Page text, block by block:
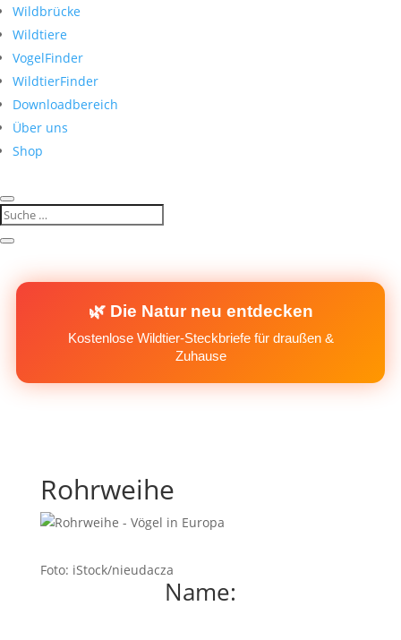
Wildbrücke
Wildtiere
VogelFinder
WildtierFinder
Downloadbereich
Über uns
Shop
🌿 Die Natur neu entdecken
Kostenlose Wildtier-Steckbriefe für draußen &
Zuhause
Rohrweihe
Foto: iStock/nieudacza
Name: